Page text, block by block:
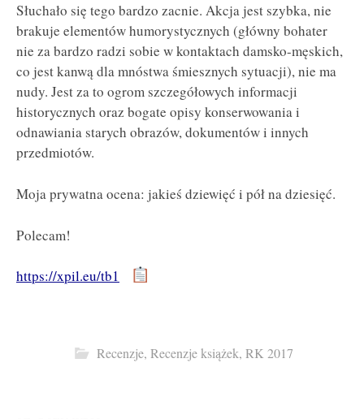
Słuchało się tego bardzo zacnie. Akcja jest szybka, nie
brakuje elementów humorystycznych (główny bohater
nie za bardzo radzi sobie w kontaktach damsko-męskich,
co jest kanwą dla mnóstwa śmiesznych sytuacji), nie ma
nudy. Jest za to ogrom szczegółowych informacji
historycznych oraz bogate opisy konserwowania i
odnawiania starych obrazów, dokumentów i innych
przedmiotów.
Moja prywatna ocena: jakieś dziewięć i pół na dziesięć.
Polecam!
https://xpil.eu/tb1
Recenzje, Recenzje książek, RK 2017